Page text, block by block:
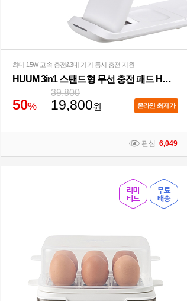
관심 6,049
최대 15W 고속 충전&3대 기기 동시 충전 지원
HUUM 3in1 스탠드형 무선 충전 패드 HWC-700QA
50%
39,800
19,800원 온라인 최저가